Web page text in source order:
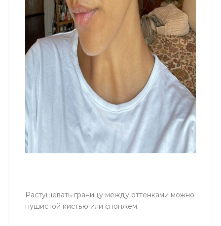
Растушевать границу между оттенками можно
пушистой кистью или спонжем.